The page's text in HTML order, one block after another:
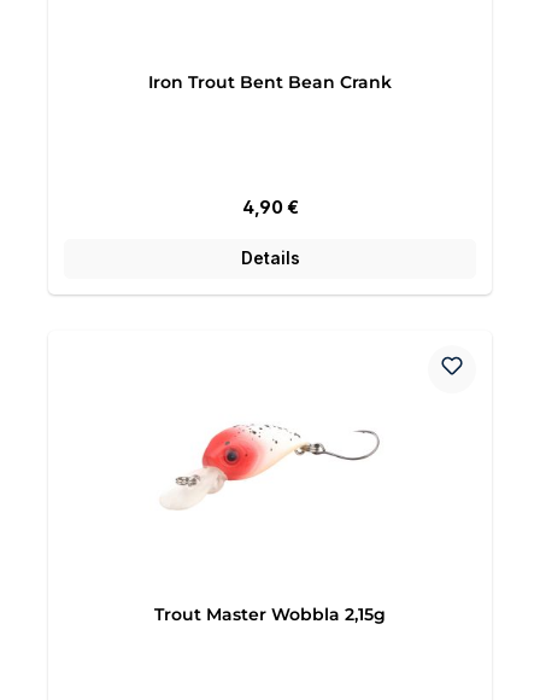
Iron Trout Bent Bean Crank
Regulärer Preis:
4,90 €
Details
Trout Master Wobbla 2,15g